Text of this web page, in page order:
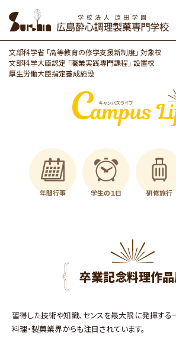
the
content
文部科学省 「高等教育の修学支援新制度」 対象校
文部科学大臣認定 「職業実践専門課程」 設置校
厚生労働大臣指定養成施設
年間行事 学生の１日 研修旅行
卒業記念料理作
習得した技術や知識、センスを最大限に発揮する
料理・製菓業界からも注目されています。